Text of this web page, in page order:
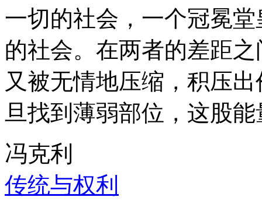
一切的社会，一个冠冕
的社会。在两者的差距
又被无情地压缩，积压
旦找到薄弱部位，这股
冯克利
传统与权利